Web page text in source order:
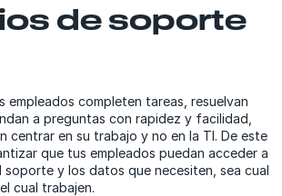
de soporte
empleados completen tareas, resuelvan
a preguntas con rapidez y facilidad,
centrar en su trabajo y no en la TI. De este
que tus empleados puedan acceder a
soporte y los datos que necesiten, sea cual
cual trabajen.